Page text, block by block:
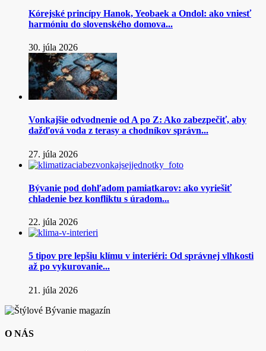
Kórejské princípy Hanok, Yeobaek a Ondol: ako vniesť
harmóniu do slovenského domova...
30. júla 2026
Vonkajšie odvodnenie od A po Z: Ako zabezpečiť, aby
dažďová voda z terasy a chodníkov správn...
27. júla 2026
Bývanie pod dohľadom pamiatkarov: ako vyriešiť
chladenie bez konfliktu s úradom...
22. júla 2026
5 tipov pre lepšiu klímu v interiéri: Od správnej vlhkosti
až po vykurovanie...
21. júla 2026
O NÁS